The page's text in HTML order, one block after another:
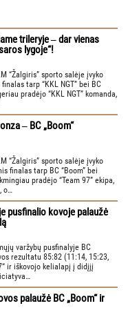
trileryje ‒ dar vienas
lygoje“!
“Žalgiris” sporto salėje įvyko
tarp “KKL NGT” bei BC
pradėjo “KKL NGT” komanda,
‒ BC „Boom“
“Žalgiris” sporto salėje įvyko
finalas tarp BC “Boom” bei
pradėjo “Team 97” ekipa,
o…
pusfinalio kovoje palaužė
varžybų pusfinalyje BC
rezultatu 85:82 (11:14, 15:23,
ir iškovojo kelialapį į didįjį
palaužė BC „Boom“ ir